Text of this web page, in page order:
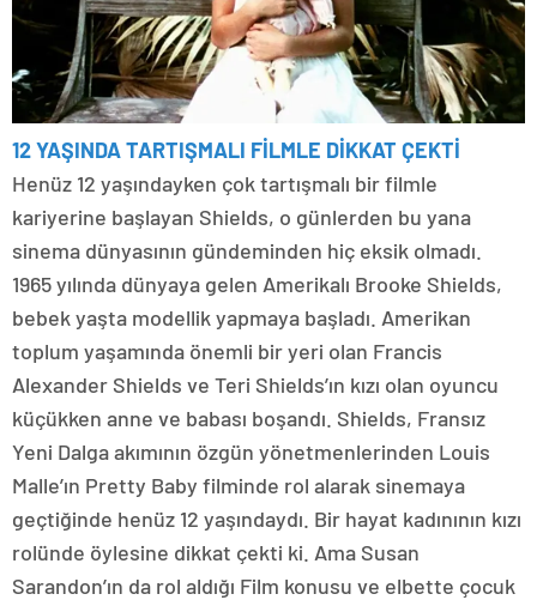
12 YAŞINDA TARTIŞMALI FİLMLE DİKKAT ÇEKTİ
Henüz 12 yaşındayken çok tartışmalı bir filmle
kariyerine başlayan Shields, o günlerden bu yana
sinema dünyasının gündeminden hiç eksik olmadı.
1965 yılında dünyaya gelen Amerikalı Brooke Shields,
bebek yaşta modellik yapmaya başladı. Amerikan
toplum yaşamında önemli bir yeri olan Francis
Alexander Shields ve Teri Shields’ın kızı olan oyuncu
küçükken anne ve babası boşandı. Shields, Fransız
Yeni Dalga akımının özgün yönetmenlerinden Louis
Malle’ın Pretty Baby filminde rol alarak sinemaya
geçtiğinde henüz 12 yaşındaydı. Bir hayat kadınının kızı
rolünde öylesine dikkat çekti ki. Ama Susan
Sarandon’ın da rol aldığı Film konusu ve elbette çocuk